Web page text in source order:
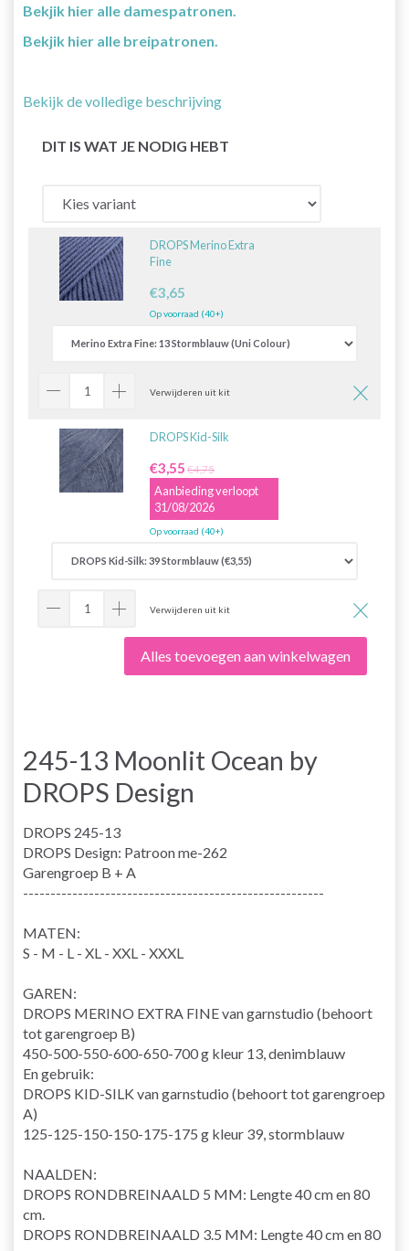
Bekjik hier alle damespatronen.
Bekjik hier alle breipatronen.
Bekijk de volledige beschrijving
DIT IS WAT JE NODIG HEBT
DROPS Merino Extra
Fine
€3,65
Op voorraad (40+)
Verwijderen uit kit
DROPS Kid-Silk
€3,55 €4,75
Aanbieding verloopt
31/08/2026
Op voorraad (40+)
Verwijderen uit kit
Alles toevoegen aan winkelwagen
245-13 Moonlit Ocean by
DROPS Design
DROPS 245-13
DROPS Design: Patroon me-262
Garengroep B + A
-------------------------------------------------------
MATEN:
S - M - L - XL - XXL - XXXL
GAREN:
DROPS MERINO EXTRA FINE van garnstudio (behoort
tot garengroep B)
450-500-550-600-650-700 g kleur 13, denimblauw
En gebruik:
DROPS KID-SILK van garnstudio (behoort tot garengroep
A)
125-125-150-150-175-175 g kleur 39, stormblauw
NAALDEN:
DROPS RONDBREINAALD 5 MM: Lengte 40 cm en 80
cm.
DROPS RONDBREINAALD 3.5 MM: Lengte 40 cm en 80